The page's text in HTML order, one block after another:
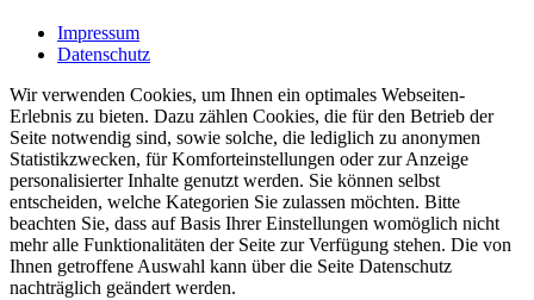
Impressum
Datenschutz
Wir verwenden Cookies, um Ihnen ein optimales Webseiten-
Erlebnis zu bieten. Dazu zählen Cookies, die für den Betrieb der
Seite notwendig sind, sowie solche, die lediglich zu anonymen
Statistikzwecken, für Komforteinstellungen oder zur Anzeige
personalisierter Inhalte genutzt werden. Sie können selbst
entscheiden, welche Kategorien Sie zulassen möchten. Bitte
beachten Sie, dass auf Basis Ihrer Einstellungen womöglich nicht
mehr alle Funktionalitäten der Seite zur Verfügung stehen. Die von
Ihnen getroffene Auswahl kann über die Seite Datenschutz
nachträglich geändert werden.